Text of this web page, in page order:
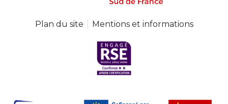
Plan du site Mentions et informations